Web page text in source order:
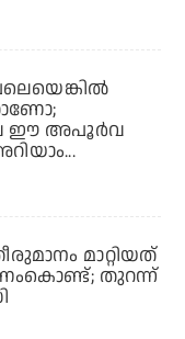
ഈ അപൂര്‍വ
മാറ്റിയത്
തുറന്ന്